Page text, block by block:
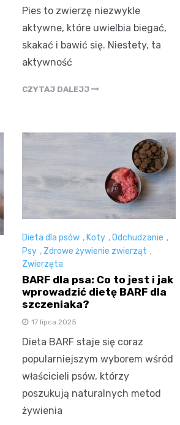
Pies to zwierzę niezwykle
aktywne, które uwielbia biegać,
skakać i bawić się. Niestety, ta
aktywność
CZYTAJ DALEJJ
Dieta dla psów , Koty ,Odchudzanie ,
Psy , Zdrowe żywienie zwierząt ,
Zwierzęta
BARF dla psa: Co to jest i jak
wprowadzić dietę BARF dla
szczeniaka?
17 lipca 2025
Dieta BARF staje się coraz
popularniejszym wyborem wśród
właścicieli psów, którzy
poszukują naturalnych metod
żywienia